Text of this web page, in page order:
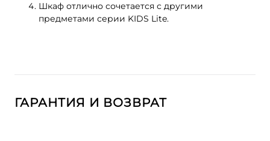
Шкаф отлично сочетается с другими
предметами серии KIDS Lite.
ГАРАНТИЯ И ВОЗВРАТ